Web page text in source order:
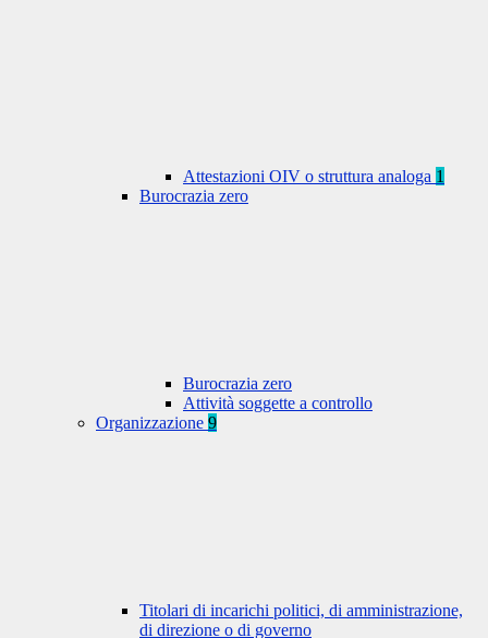
Attestazioni OIV o struttura analoga 1
Burocrazia zero
Burocrazia zero
Attività soggette a controllo
Organizzazione 9
Titolari di incarichi politici, di amministrazione,
di direzione o di governo